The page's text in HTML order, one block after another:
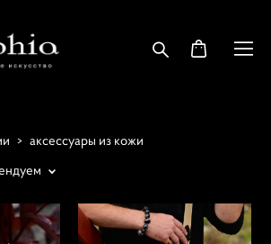
> аксессуары из кожи